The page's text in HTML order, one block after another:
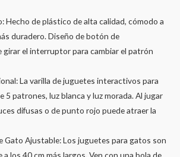
Hecho de plástico de alta calidad, cómodo a
duradero. Diseño de botón de
girar el interruptor para cambiar el patrón
La varilla de juguetes interactivos para
patrones, luz blanca y luz morada. Al jugar
difusas o de punto rojo puede atraer la
Gato Ajustable: Los juguetes para gatos son
los 40 cm más largos. Ven con una bola de